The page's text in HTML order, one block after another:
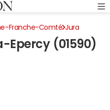
Franche-Comté Jura
Epercy (01590)